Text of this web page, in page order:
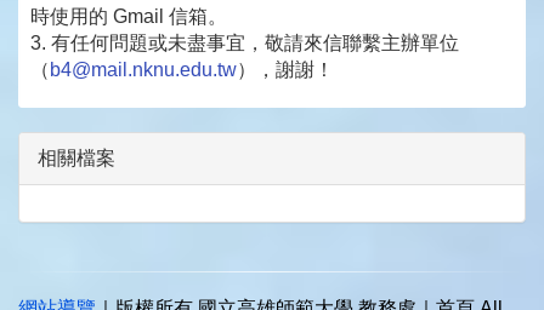
時使用的 Gmail 信箱。
3. 有任何問題或未盡事宜，敬請來信聯繫主辦單位
（ b4@mail.nknu.edu.tw），謝謝！
相關檔案